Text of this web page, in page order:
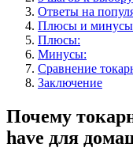
Ответы на
Плюсы и минусы
Плюсы:
Минусы:
Сравнение
Заключение
Почему
have для